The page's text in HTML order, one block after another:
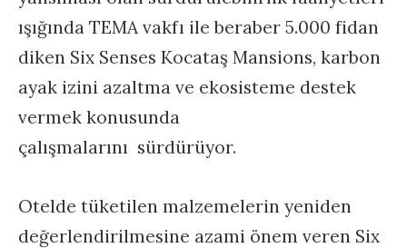
ışığında TEMA vakfı ile beraber 5.000 fidan
diken Six Senses Kocataş Mansions, karbon
ayak izini azaltma ve ekosisteme destek
vermek konusunda
çalışmalarını sürdürüyor.
Otelde tüketilen malzemelerin yeniden
değerlendirilmesine azami önem veren Six